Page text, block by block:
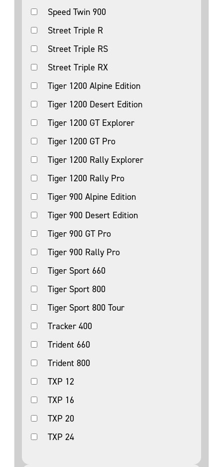
Speed Twin 900
Street Triple R
Street Triple RS
Street Triple RX
Tiger 1200 Alpine Edition
Tiger 1200 Desert Edition
Tiger 1200 GT Explorer
Tiger 1200 GT Pro
Tiger 1200 Rally Explorer
Tiger 1200 Rally Pro
Tiger 900 Alpine Edition
Tiger 900 Desert Edition
Tiger 900 GT Pro
Tiger 900 Rally Pro
Tiger Sport 660
Tiger Sport 800
Tiger Sport 800 Tour
Tracker 400
Trident 660
Trident 800
TXP 12
TXP 16
TXP 20
TXP 24